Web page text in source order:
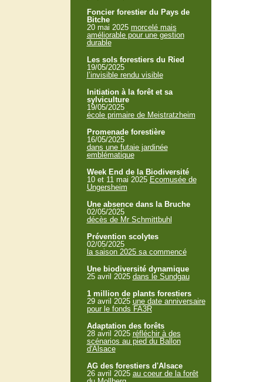
Foncier forestier du Pays de
Bitche
20 mai 2025 morcelé mais
améliorable pour une gestion
durable
Les sols forestiers du Ried
19/05/2025
l’invisible rendu visible
Initiation à la forêt et sa
sylviculture
19/05/2025
école primaire de Meistratzheim
Promenade forestière
16/05/2025
dans une futaie jardinée
emblématique
Week End de la Biodiversité
10 et 11 mai 2025 Ecomusée de
Ungersheim
Une absence dans la Bruche
02/05/2025
décès de Mr Schmittbuhl
Prévention scolytes
02/05/2025
la saison 2025 sa commencé
Une biodiversité dynamique
25 avril 2025 dans le Sundgau
1 million de plants forestiers
29 avril 2025 une date anniversaire
pour le fonds FA3R
Adaptation des forêts
28 avril 2025 réfléchir à des
scénarios au pied du Ballon
d'Alsace
AG des forestiers d'Alsace
26 avril 2025 au coeur de la forêt